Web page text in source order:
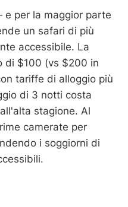
per la maggior parte
un safari di più
accessibile. La
di $100 (vs $200 in
tariffe di alloggio più
di 3 notti costa
stagione. Al
camerate per
i soggiorni di